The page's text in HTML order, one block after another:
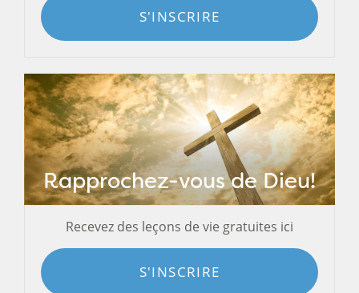
S'INSCRIRE
Rapprochez-vous de Dieu!
Recevez des leçons de vie gratuites ici
S'INSCRIRE